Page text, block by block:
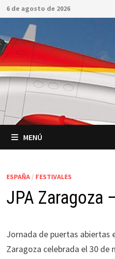
Saltar
al
contenido
6 de agosto de 2026
MENÚ
ESPAÑA/ FESTIVALES
JPA Zaragoza
Jornada de puertas abiertas
Zaragoza celebrada el 30 de